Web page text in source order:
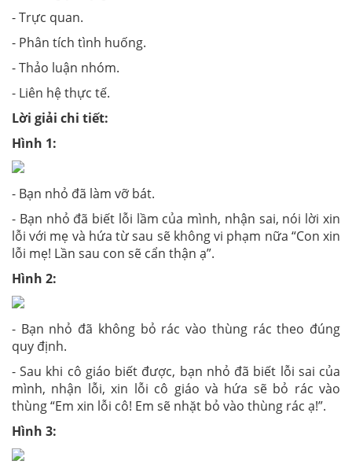
- Trực quan.
- Phân tích tình huống.
- Thảo luận nhóm.
- Liên hệ thực tế.
Lời giải chi tiết:
Hình 1:
- Bạn nhỏ đã làm vỡ bát.
- Bạn nhỏ đã biết lỗi lầm của mình, nhận sai, nói lời xin
lỗi với mẹ và hứa từ sau sẽ không vi phạm nữa “Con xin
lỗi mẹ! Lần sau con sẽ cẩn thận ạ”.
Hình 2:
- Bạn nhỏ đã không bỏ rác vào thùng rác theo đúng
quy định.
- Sau khi cô giáo biết được, bạn nhỏ đã biết lỗi sai của
mình, nhận lỗi, xin lỗi cô giáo và hứa sẽ bỏ rác vào
thùng “Em xin lỗi cô! Em sẽ nhặt bỏ vào thùng rác ạ!”.
Hình 3: